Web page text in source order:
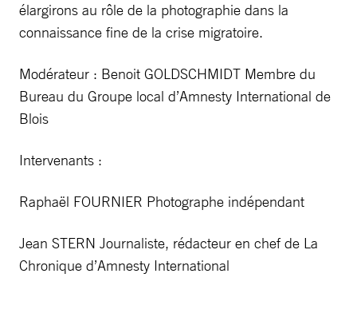
élargirons au rôle de la photographie dans la
connaissance fine de la crise migratoire.
Modérateur : Benoit GOLDSCHMIDT Membre du
Bureau du Groupe local d’Amnesty International de
Blois
Intervenants :
Raphaël FOURNIER Photographe indépendant
Jean STERN Journaliste, rédacteur en chef de La
Chronique d’Amnesty International